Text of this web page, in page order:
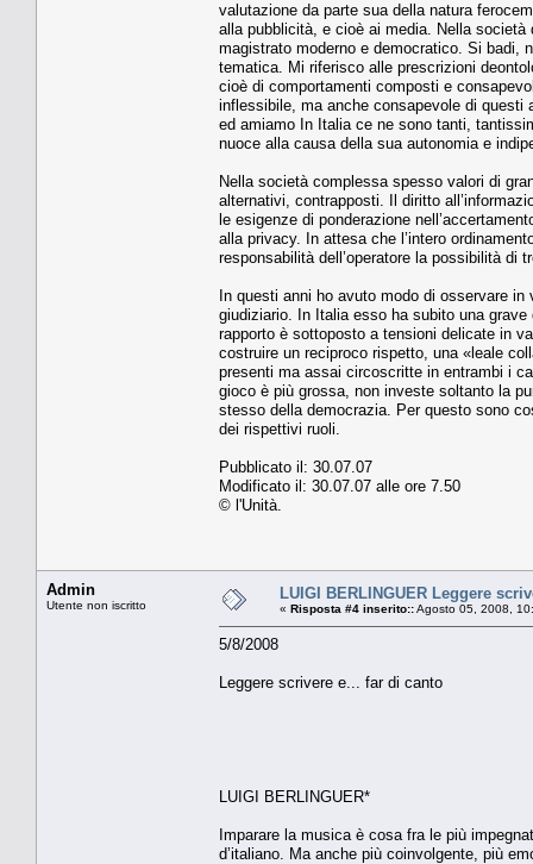
valutazione da parte sua della natura
alla pubblicità, e cioè ai media. Nella
magistrato moderno e democratico. Si badi,
tematica. Mi riferisco alle prescrizioni
cioè di comportamenti composti e
inflessibile, ma anche consapevole di
ed amiamo In Italia ce ne sono tanti,
nuoce alla causa della sua autonomia e
Nella società complessa spesso valori di
alternativi, contrapposti. Il diritto
le esigenze di ponderazione
alla privacy. In attesa che l’intero
responsabilità dell’operatore la possibilità di
In questi anni ho avuto modo di osservare
giudiziario. In Italia esso ha subito una
rapporto è sottoposto a tensioni delicate in
costruire un reciproco rispetto, una «leale
presenti ma assai circoscritte in entrambi i
gioco è più grossa, non investe soltanto la
stesso della democrazia. Per questo sono
dei rispettivi ruoli.
Pubblicato il: 30.07.07
Modificato il: 30.07.07 alle ore 7.50
© l'Unità.
Admin
Utente non iscritto
LUIGI BERLINGUER Leggere
« Risposta #4 inserito::Agosto 05, 2008,
5/8/2008
Leggere scrivere e... far di canto
LUIGI BERLINGUER*
Imparare la musica è cosa fra le più
d’italiano. Ma anche più coinvolgente, più